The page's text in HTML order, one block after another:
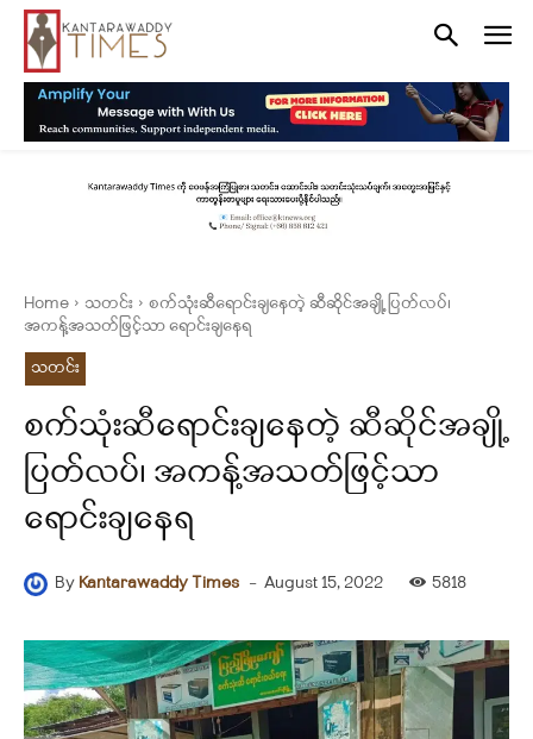
Home သတင်း
စက်သုံးဆီရောင်းချနေတဲ့ ဆီဆိုင်အချို့ ပြတ်လပ်၊
အကန့်အသတ်ဖြင့်သာ ရောင်းချနေရ
သတင်း
စက်သုံးဆီရောင်းချနေတဲ့ ဆီဆိုင်အချို့
ပြတ်လပ်၊ အကန့်အသတ်ဖြင့်သာ
ရောင်းချနေရ
By Kantarawaddy Times - August 15, 2022 5818